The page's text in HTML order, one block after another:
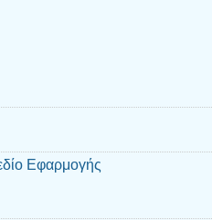
Εφαρμογής